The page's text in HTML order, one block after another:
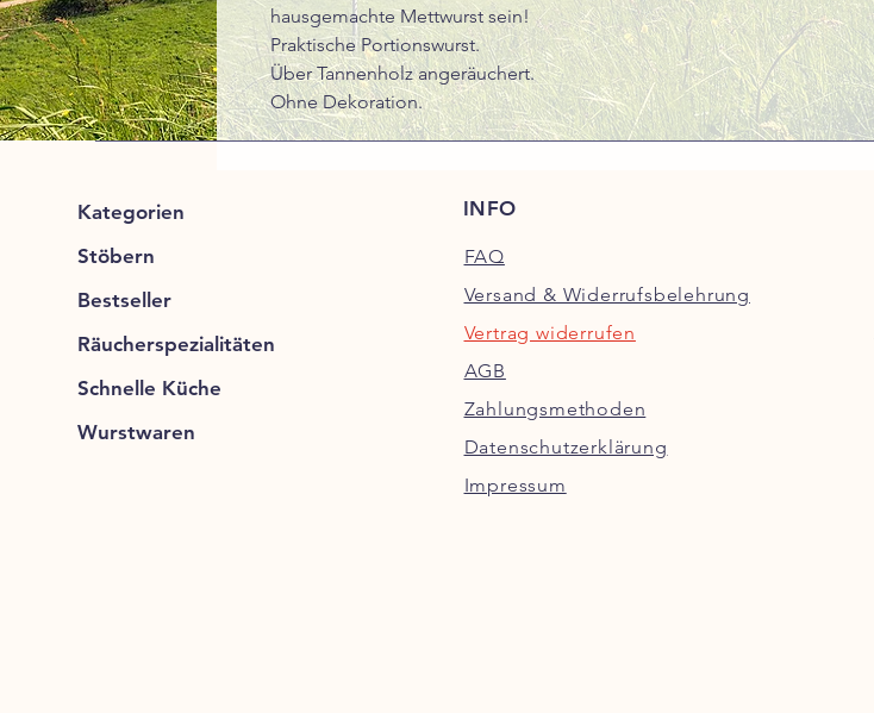
hausgemachte Mettwurst sein!
Praktische Portionswurst.
Über Tannenholz angeräuchert.
Ohne Dekoration.
Kategorien
Stöbern
Bestseller
Räucherspezialitäten
Schnelle Küche
Wurstwaren
INFO
FAQ
Versand & Widerrufsbelehrung
Vertrag widerrufen
AGB
Zahlungsmethoden
Datenschutzerklärung
Impressum